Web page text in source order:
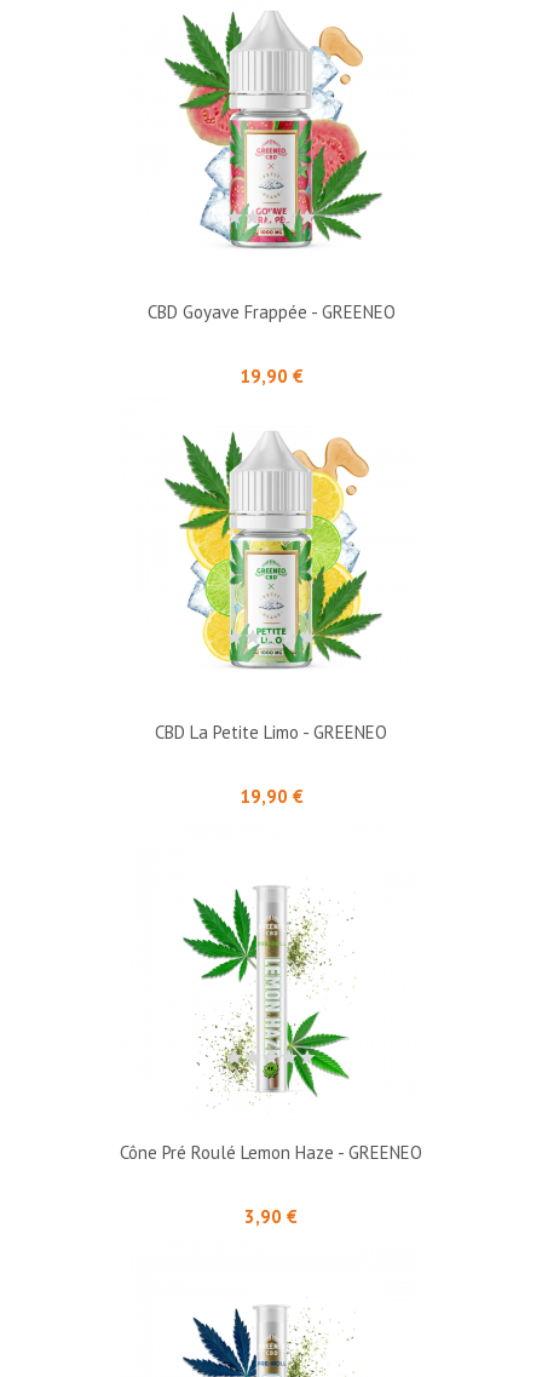
CBD Goyave Frappée - GREENEO
19,90 €Prix
CBD La Petite Limo - GREENEO
19,90 €Prix
Cône Pré Roulé Lemon Haze - GREENEO
3,90 €